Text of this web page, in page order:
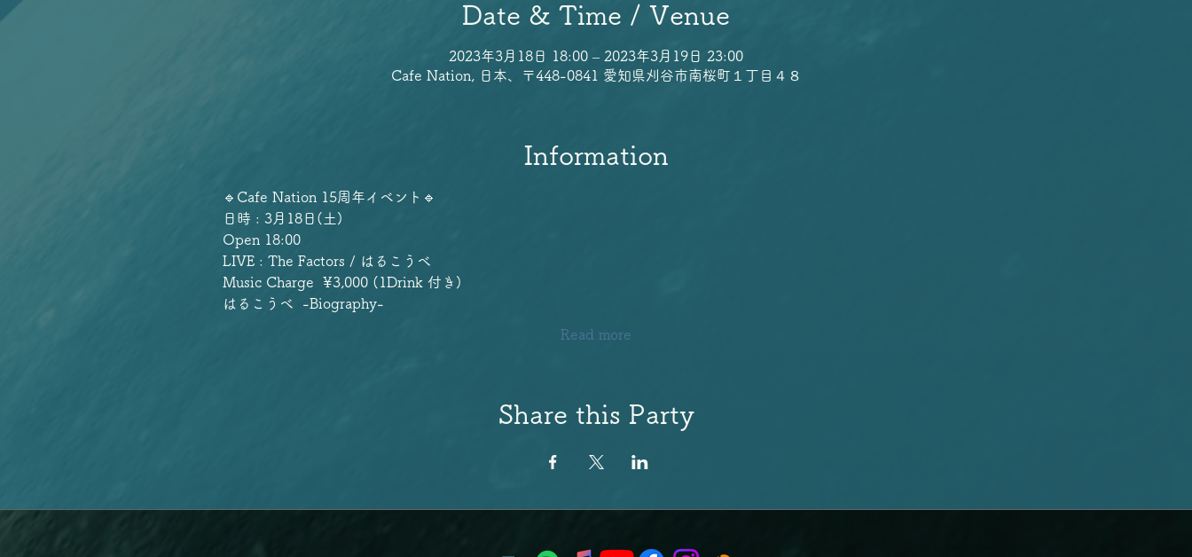
Date & Time / Venue
2023年3月18日 18:00 – 2023年3月19日 23:00
Cafe Nation, 日本、〒448-0841 愛知県刈谷市南桜町１丁目４８
Information
🔹Cafe Nation 15周年イベント🔹
日時 : 3月18日(土)
Open 18:00
LIVE : The Factors / はるこうべ
Music Charge  ¥3,000 (1Drink 付き)
はるこうべ  -Biography-
Read more
Share this Party